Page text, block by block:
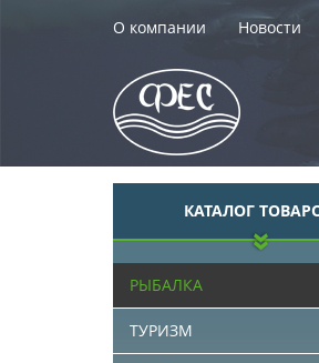
О компании Новости
КАТАЛОГ
РЫБАЛКА
ТУРИЗМ